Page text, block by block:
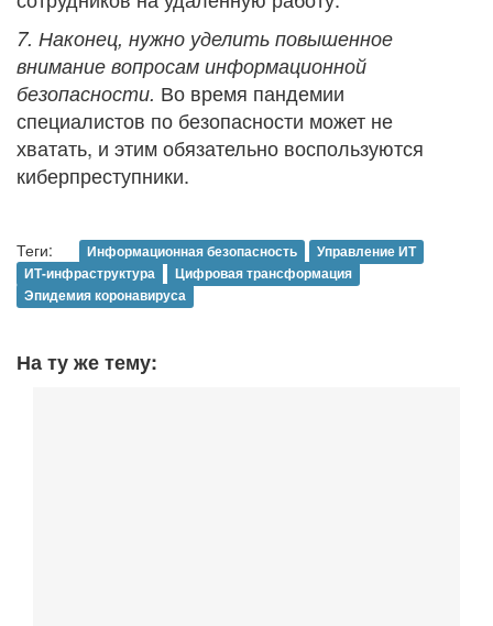
7. Наконец, нужно уделить повышенное
внимание вопросам информационной
безопасности. Во время пандемии
специалистов по безопасности может не
хватать, и этим обязательно воспользуются
киберпреступники.
Теги: Информационная безопасность
Управление ИТ
ИТ-инфраструктура
Цифровая трансформация
Эпидемия коронавируса
На ту же тему: